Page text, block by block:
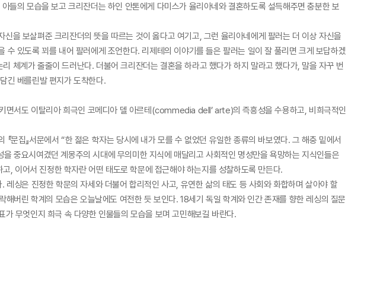
의 모습을 보고 크리잔더는 하인 안톤에게 다미스가 율리아네와 결혼하도록 설득해주면 충분한 보
을 보살펴준 크리잔더의 뜻을 따르는 것이 옳다고 여기고, 그런 율리아네에게 팔러는 더 이상 자신을
있도록 꾀를 내어 팔러에게 조언한다. 리제테의 이야기를 들은 팔러는 일이 잘 풀리면 크게 보답하겠
체계가 줄줄이 드러난다. 더불어 크리잔더는 결혼을 하라고 했다가 하지 말라고 했다가, 말을 자꾸 번
긴 베를린발 편지가 도착한다.
면서도 이탈리아 희극인 코메디아 델 아르테(commedia dell’ arte)의 즉흥성을 수용하고, 비희극적인
집』서문에서 “한 젊은 학자는 당시에 내가 모를 수 없었던 유일한 종류의 바보였다. 그 해충 밑에서
중요시여겼던 계몽주의 시대에 무의미한 지식에 매달리고 사회적인 명성만을 욕망하는 지식인들은
, 이어서 진정한 학자란 어떤 태도로 학문에 접근해야 하는지를 성찰하도록 만든다.
레싱은 진정한 학문의 자세와 더불어 합리적인 사고, 유연한 삶의 태도 등 사회와 화합하며 살아야 할
버린 학계의 모습은 오늘날에도 여전한 듯 보인다. 18세기 독일 학계와 인간 존재를 향한 레싱의 질문
무엇인지 희극 속 다양한 인물들의 모습을 보며 고민해보길 바란다.